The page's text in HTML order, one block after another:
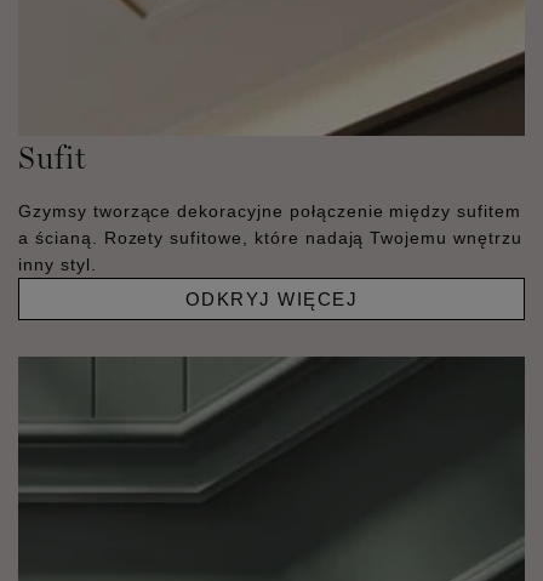
Sufit
Gzymsy tworzące dekoracyjne połączenie między sufitem
a ścianą. Rozety sufitowe, które nadają Twojemu wnętrzu
inny styl.
ODKRYJ WIĘCEJ